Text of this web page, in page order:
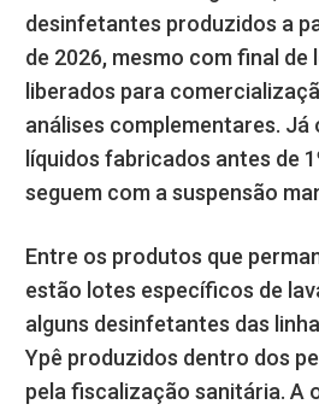
desinfetantes produzidos a
de 2026, mesmo com final de
liberados para
análises complementares. Já
líquidos fabricados antes de
seguem com a suspensão
Entre os produtos que
estão lotes específicos de
alguns desinfetantes das
Ypê produzidos dentro dos
pela fiscalização sanitária. A